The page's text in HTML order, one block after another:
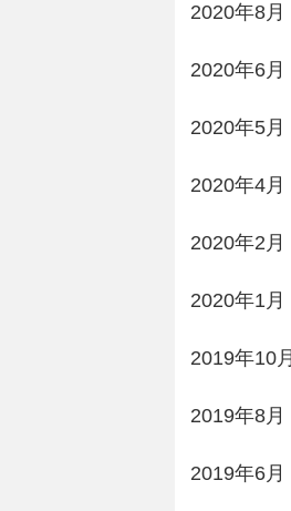
2020年8月
2020年6月
2020年5月
2020年4月
2020年2月
2020年1月
2019年10月
2019年8月
2019年6月